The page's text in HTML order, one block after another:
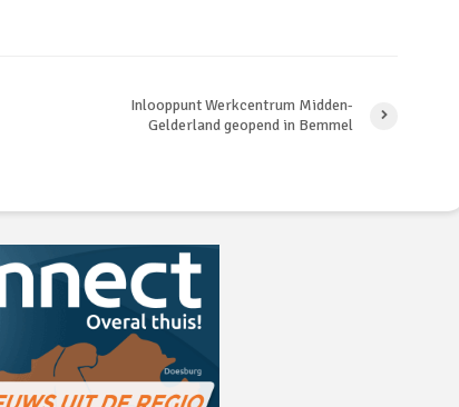
Inlooppunt Werkcentrum Midden-
Gelderland geopend in Bemmel